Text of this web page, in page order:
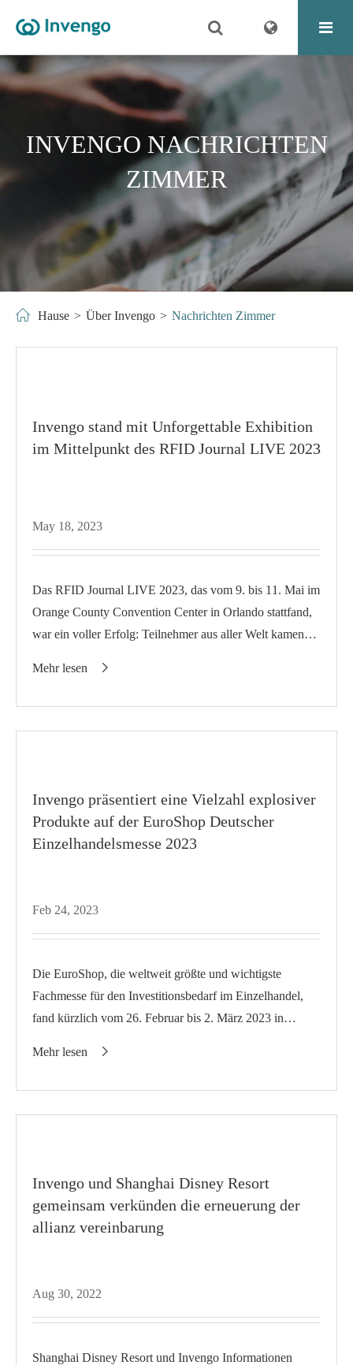
INVENGO NACHRICHTEN
ZIMMER
Hause Über Invengo Nachrichten Zimmer
Invengo stand mit Unforgettable Exhibition
im Mittelpunkt des RFID Journal LIVE 2023
May 18, 2023
Das RFID Journal LIVE 2023, das vom 9. bis 11. Mai im
Orange County Convention Center in Orlando stattfand,
war ein voller Erfolg: Teilnehmer aus aller Welt kamen
Mehr lesen

Invengo präsentiert eine Vielzahl explosiver
Produkte auf der EuroShop Deutscher
Einzelhandelsmesse 2023
Feb 24, 2023
Die EuroShop, die weltweit größte und wichtigste
Fachmesse für den Investitionsbedarf im Einzelhandel,
fand kürzlich vom 26. Februar bis 2. März 2023 in
Mehr lesen

Invengo und Shanghai Disney Resort
gemeinsam verkünden die erneuerung der
allianz vereinbarung
Aug 30, 2022
Shanghai Disney Resort und Invengo Informationen